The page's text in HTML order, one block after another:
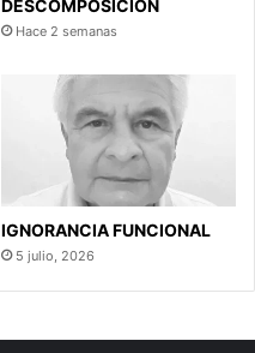
DESCOMPOSICIÓN
Hace 2 semanas
IGNORANCIA FUNCIONAL
5 julio, 2026